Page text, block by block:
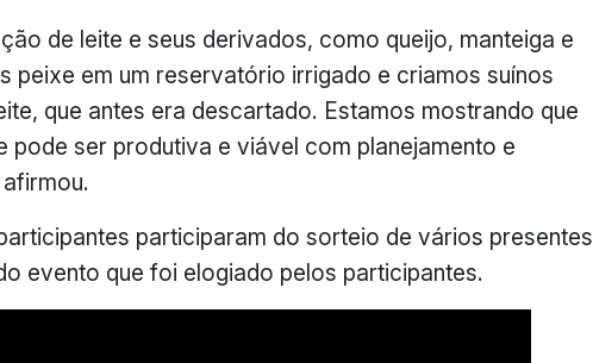
de leite e seus derivados, como queijo, manteiga e
peixe em um reservatório irrigado e criamos suínos
que antes era descartado. Estamos mostrando que
pode ser produtiva e viável com planejamento e
participaram do sorteio de vários presentes
evento que foi elogiado pelos participantes.